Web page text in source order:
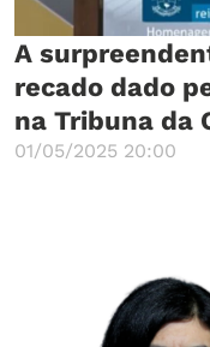
A
recado dado
na Tribuna da
01/05/2025 20:00